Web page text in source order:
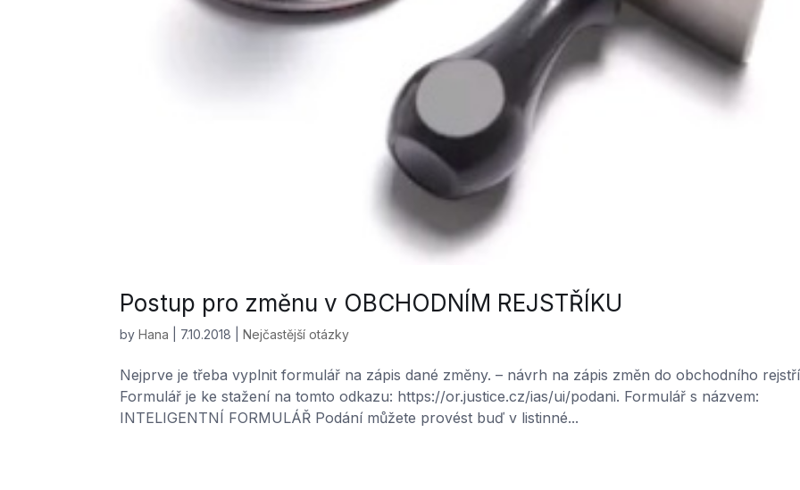
Postup pro změnu v OBCHODNÍM REJSTŘÍKU
byHana 7.10.2018 |Nejčastější otázky
Nejprve je třeba vyplnit formulář na zápis dané změny. – návrh na zápis změn do obchodního
Formulář je ke stažení na tomto odkazu: https://or.justice.cz/ias/ui/podani. Formulář s názvem:
INTELIGENTNÍ FORMULÁŘ Podání můžete provést buď v listinné...